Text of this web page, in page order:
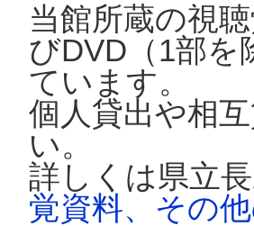
当館所蔵の視
びDVD（1部を
ています。
個人貸出や相
い。
詳しくは県立
覚資料、その